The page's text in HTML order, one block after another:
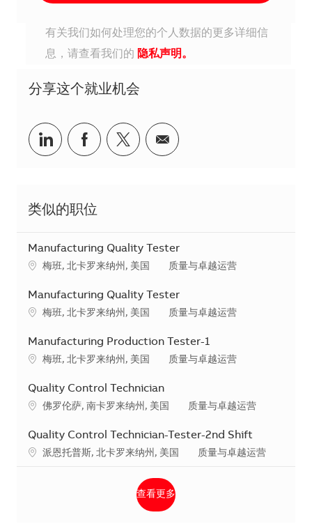
有关我们如何处理您的个人数据的更多详细信
息，请查看我们的 隐私声明。
分享这个就业机会
分享到Linkedin
分享到Facebook
分享到Twitter
分享到电子邮件
类似的职位
Manufacturing Quality Tester
地点梅班, 北卡罗来纳州, 美国 类别
质量与卓越运营
Manufacturing Quality Tester
地点梅班, 北卡罗来纳州, 美国 类别
质量与卓越运营
Manufacturing Production Tester-1
地点梅班, 北卡罗来纳州, 美国 类别
质量与卓越运营
Quality Control Technician
地点佛罗伦萨, 南卡罗来纳州, 美国 类别
质量与卓越运营
Quality Control Technician-Tester-2nd Shift
地点派恩托普斯, 北卡罗来纳州, 美国 类别
质量与卓越运营
查看更多